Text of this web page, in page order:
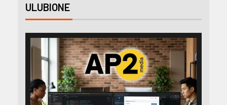
ULUBIONE